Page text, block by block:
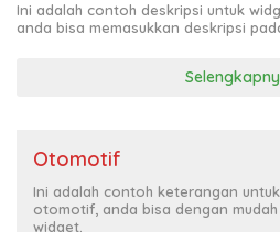
Ini adalah contoh deskripsi untuk
anda bisa memasukkan deskripsi
Otomotif
Ini adalah contoh keterangan
otomotif, anda bisa dengan
widget.